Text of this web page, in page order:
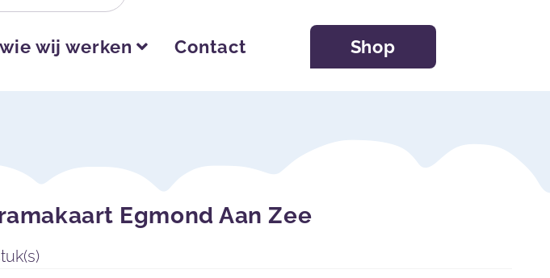
wij werken Contact Shop
Egmond Aan Zee